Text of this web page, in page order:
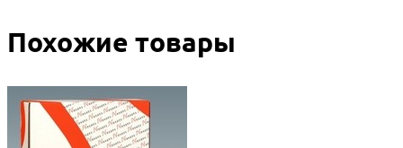
Похожие товары